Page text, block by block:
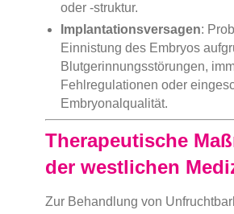
oder -struktur.
Implantationsversagen:
Einnistung des Embryos
Blutgerinnungsstörungen,
Fehlregulationen oder
Embryonalqualität.
Therapeutische
der westlichen
Zur Behandlung von